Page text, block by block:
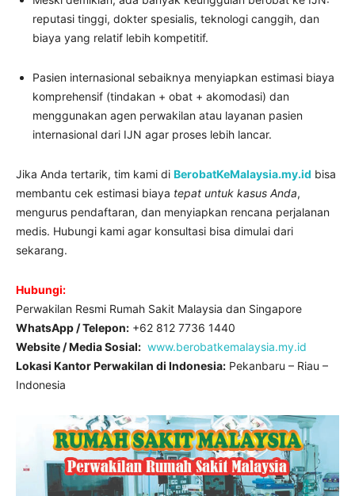
reputasi tinggi, dokter spesialis, teknologi canggih, dan
biaya yang relatif lebih kompetitif.
Pasien internasional sebaiknya menyiapkan estimasi biaya
komprehensif (tindakan + obat + akomodasi) dan
menggunakan agen perwakilan atau layanan pasien
internasional dari IJN agar proses lebih lancar.
Jika Anda tertarik, tim kami di BerobatKeMalaysia.my.id bisa
membantu cek estimasi biaya tepat untuk kasus Anda,
mengurus pendaftaran, dan menyiapkan rencana perjalanan
medis. Hubungi kami agar konsultasi bisa dimulai dari
sekarang.
Hubungi:
Perwakilan Resmi Rumah Sakit Malaysia dan Singapore
WhatsApp / Telepon: +62 812 7736 1440
Website / Media Sosial: www.berobatkemalaysia.my.id
Lokasi Kantor Perwakilan di Indonesia: Pekanbaru – Riau –
Indonesia